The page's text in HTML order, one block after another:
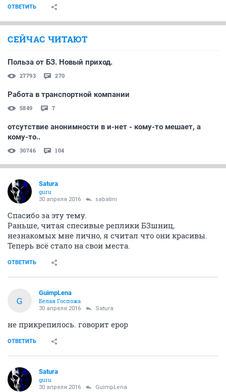
ОТВЕТИТЬ
СЕЙЧАС ЧИТАЮТ
Польза от БЗ. Новый приход.
27793 270
Работа в транспортной компании
5849 7
отсутствие анонимности в и-нет - кому-то мешает, а
кому-то..
30746 104
Satura
guru
30 апреля 2016 sabatini
Спасибо за эту тему.
Раньше, читая спесивые реплики БЗшниц,
незнакомых мне лично, я считал что они красивы.
Теперь всё стало на свои места.
ОТВЕТИТЬ
G
GuimpLena
Белая Госпожа
30 апреля 2016 Satura
не прикрепилось. говорит ерор
ОТВЕТИТЬ
Satura
guru
30 апреля 2016 GuimpLena